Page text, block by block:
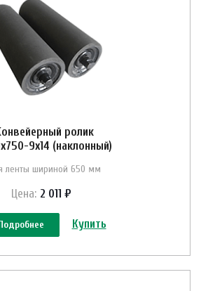
ролик
9х14 (наклонный)
ленты шириной 650 мм
Цена: 2 011 ₽
Купить